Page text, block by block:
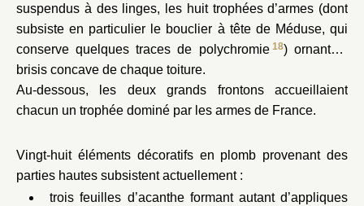
suspendus à des linges, les huit trophées d’armes (dont
subsiste en particulier le bouclier à tête de Méduse, qui
conserve quelques traces de polychromie 18) ornant le
brisis concave de chaque toiture.
Au-dessous, les deux grands frontons accueillaient
chacun un trophée dominé par les armes de France.
Vingt-huit éléments décoratifs en plomb provenant des
parties hautes subsistent actuellement :
trois feuilles d’acanthe formant autant d’appliques